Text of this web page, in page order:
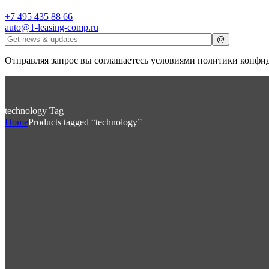
+7 495 435 88 66
auto@1-leasing-comp.ru
Отправляя запрос вы соглашаетесь условиями политики
technology Tag
HomeProducts tagged “technology”